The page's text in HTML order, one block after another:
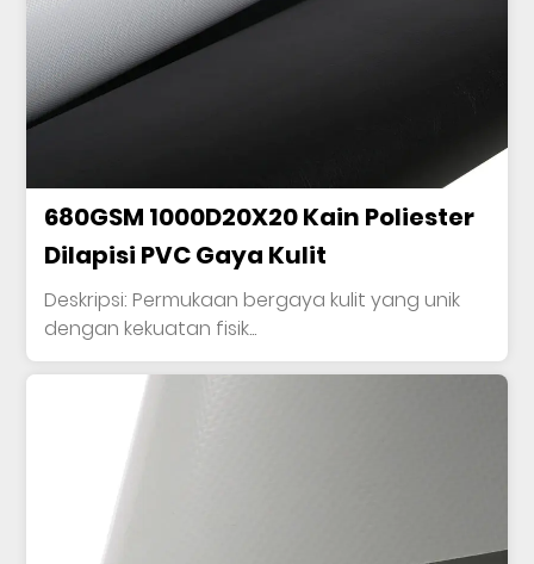
680GSM 1000D20X20 Kain Poliester
Dilapisi PVC Gaya Kulit
Deskripsi: Permukaan bergaya kulit yang unik
dengan kekuatan fisik...